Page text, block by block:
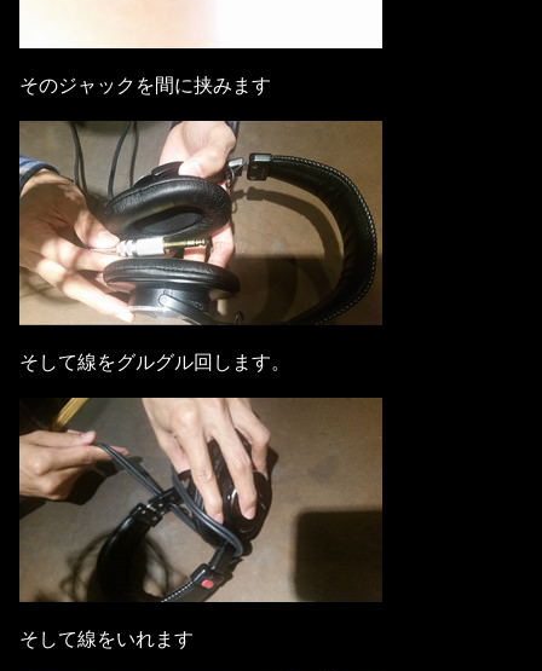
そのジャックを間に挟みます
そして線をグルグル回します。
そして線をいれます